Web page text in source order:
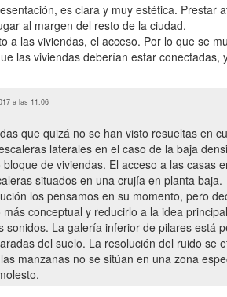
es clara y muy estética. Prestar
al margen del resto de la ciudad.
a las viviendas, el acceso. Por lo que se
las viviendas deberían estar
a las 11:06
que quizá no se han visto resueltas en
laterales en el caso de la baja
de viviendas. El acceso a las casas
situados en una crujía en planta baja.
los pensamos en su momento, pero
conceptual y reducirlo a la idea
sonidos. La galería inferior de pilares está
del suelo. La resolución del ruido se
manzanas no se sitúan en una zona